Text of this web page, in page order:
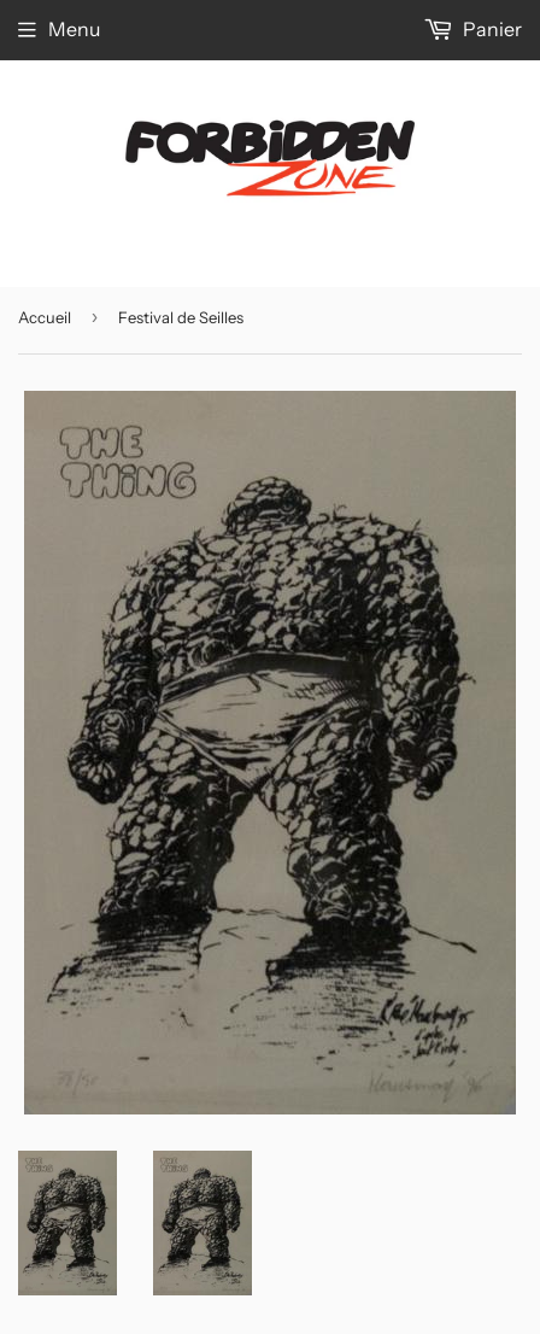
Menu Panier
Accueil › Festival de Seilles